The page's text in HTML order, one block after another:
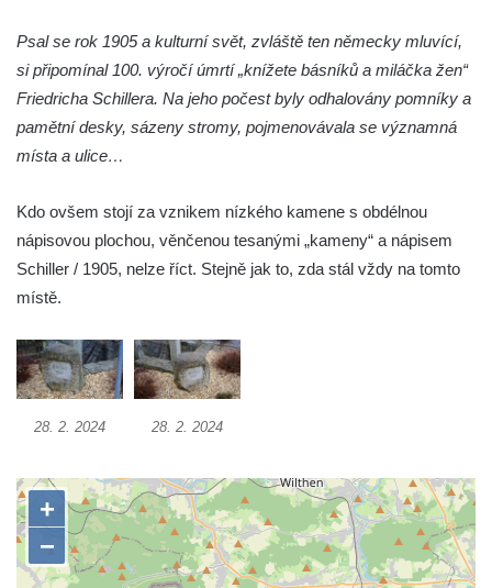
Socha Želva v ZOO Hluboká
Socha Kozorožec horský v ZOO Hluboká
Socha Včela v ZOO Hluboká
Socha Housenka v ZOO Hluboká
Socha Rosomák v ZOO Hluboká
Socha Beruška v ZOO Hluboká
Lysá nad Labem, barokní město Šporkovo
Socha Volavka v ZOO Hluboká
Flamingo trůn v ZOO Hluboká
Socha Roháč v ZOO Hluboká
Socha Mystik v ZOO Hluboká
Reliéf Rodina a práce na budově záložny
čp. 69/1 v Českých Budějovicích
Psal se rok 1905 a kulturní svět, zvláště ten německy mluvící,
si připomínal 100. výročí úmrtí „knížete básníků a miláčka žen“
Friedricha Schillera. Na jeho počest byly odhalovány pomníky a
pamětní desky, sázeny stromy, pojmenovávala se významná
místa a ulice…
Kdo ovšem stojí za vznikem nízkého kamene s obdélnou
nápisovou plochou, věnčenou tesanými „kameny“ a nápisem
Schiller / 1905, nelze říct. Stejně jak to, zda stál vždy na tomto
místě.
28. 2. 2024 28. 2. 2024